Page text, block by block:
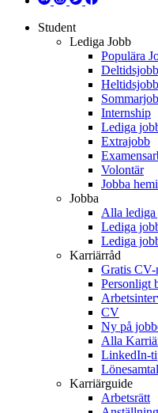
Student
Lediga Jobb
Populära
Deltidsjobb
Heltidsjobb
Internship
Lediga
Extrajobb
Volontär
Jobba
Jobba
Alla
Lediga
Lediga
Karriärråd
Gratis CV-
Personligt
CV
Ny på
Alla
LinkedIn-
Karriärguide
Arbetsrätt